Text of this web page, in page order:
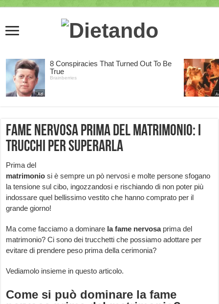
Fame nervosa prima del matrimonio: i
trucchi per superarla
Prima del
matrimonio si è sempre un pò nervosi e molte persone sfogano
la tensione sul cibo, ingozzandosi e rischiando di non poter più
indossare quel bellissimo vestito che hanno comprato per il
grande giorno!
Ma come facciamo a dominare la fame nervosaprima del
matrimonio? Ci sono dei trucchetti che possiamo adottare per
evitare di prendere peso prima della cerimonia?
Vediamolo insieme in questo articolo.
Come si può dominare la fame